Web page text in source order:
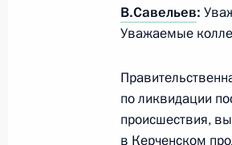
Рабочая
4 сентября 2024
В.Савельев:
Уважаемые
по ликвидации
происшествия,
в Керченском